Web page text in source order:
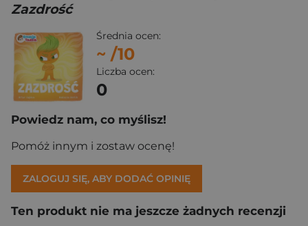
Zazdrość
Średnia ocen:
~ /10
Liczba ocen:
0
Powiedz nam, co myślisz!
Pomóż innym i zostaw ocenę!
ZALOGUJ SIĘ, ABY DODAĆ OPINIĘ
Ten produkt nie ma jeszcze żadnych recenzji